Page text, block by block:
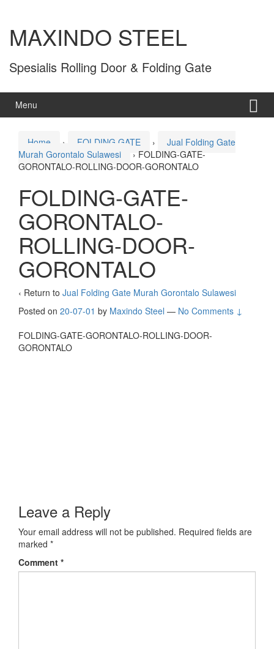
MAXINDO STEEL
Spesialis Rolling Door & Folding Gate
Menu
Home › FOLDING GATE ›
Jual Folding Gate
Murah Gorontalo Sulawesi
› FOLDING-GATE-
GORONTALO-ROLLING-DOOR-GORONTALO
FOLDING-GATE-
GORONTALO-
ROLLING-DOOR-
GORONTALO
‹ Return to Jual Folding Gate Murah Gorontalo Sulawesi
Posted on 20-07-01 by Maxindo Steel — No Comments ↓
FOLDING-GATE-GORONTALO-ROLLING-DOOR-
GORONTALO
Leave a Reply
Your email address will not be published. Required fields are
marked *
Comment *